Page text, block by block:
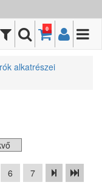
0
alkatrészei
6 7